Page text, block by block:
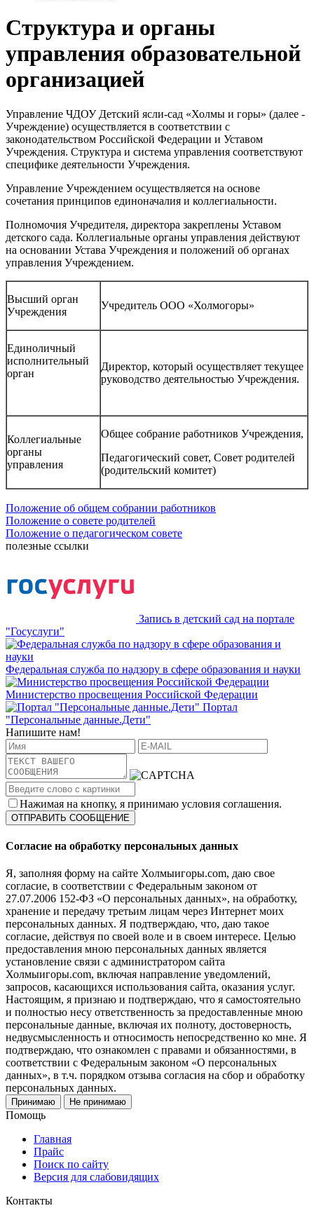
Структура и органы
управления образовательной
организацией
Управление ЧДОУ Детский ясли-сад «Холмы и горы» (далее -
Учреждение) осуществляется в соответствии с
законодательством Российской Федерации и Уставом
Учреждения. Структура и система управления соответствуют
специфике деятельности Учреждения.
Управление Учреждением осуществляется на основе
сочетания принципов единоначалия и коллегиальности.
Полномочия Учредителя, директора закреплены Уставом
детского сада. Коллегиальные органы управления действуют
на основании Устава Учреждения и положений об органах
управления Учреждением.
Высший орган
Учреждения
Учредитель ООО «Холмогоры»
Единоличный
исполнительный
орган
Директор, который осуществляет текущее
руководство деятельностью Учреждения.
Коллегиальные
органы
управления
Общее собрание работников Учреждения,
Педагогический совет, Совет родителей
(родительский комитет)
Положение об общем собрании работников
Положение о совете родителей
Положение о педагогическом совете
полезные ссылки
Запись в детский сад на портале
"Госуслуги"
Федеральная служба по надзору в сфере образования и науки
Министерство просвещения Российской Федерации
Портал
"Персональные данные.Дети"
Напишите нам!
Нажимая на кнопку, я принимаю условия соглашения.
Согласие на обработку персональных данных
Я, заполняя форму на сайте Холмыигоры.com, даю свое
согласие, в соответствии с Федеральным законом от
27.07.2006 152-ФЗ «О персональных данных», на обработку,
хранение и передачу третьим лицам через Интернет моих
персональных данных. Я подтверждаю, что, даю такое
согласие, действуя по своей воле и в своем интересе. Целью
предоставления мною персональных данных является
установление связи с администратором сайта
Холмыигоры.com, включая направление уведомлений,
запросов, касающихся использования сайта, оказания услуг.
Настоящим, я признаю и подтверждаю, что я самостоятельно
и полностью несу ответственность за предоставленные мною
персональные данные, включая их полноту, достоверность,
недвусмысленность и относимость непосредственно ко мне. Я
подтверждаю, что ознакомлен с правами и обязанностями, в
соответствии с Федеральным законом «О персональных
данных», в т.ч. порядком отзыва согласия на сбор и обработку
персональных данных.
Принимаю Не принимаю
Помощь
Главная
Прайс
Поиск по сайту
Версия для слабовидящих
Контакты